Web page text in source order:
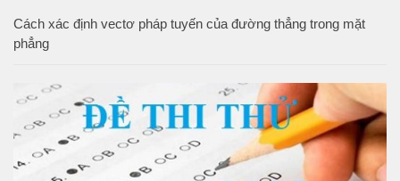
Cách xác định vectơ pháp tuyến của đường thẳng trong mặt
phẳng